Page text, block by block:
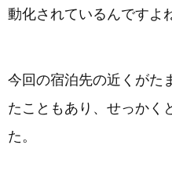
動化されているんですよ
今回の宿泊先の近くがた
たこともあり、せっかく
た。